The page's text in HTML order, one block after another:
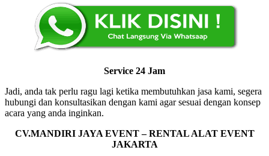
Service 24 Jam
Jadi, anda tak perlu ragu lagi ketika membutuhkan jasa kami, segera
hubungi dan konsultasikan dengan kami agar sesuai dengan konsep
acara yang anda inginkan.
CV.MANDIRI JAYA EVENT – RENTAL ALAT EVENT
JAKARTA